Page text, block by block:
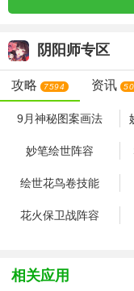
阴阳师专区
攻略 7594 资讯
9月神秘图案画法
妙笔绘世阵容
绘世花鸟卷技能
花火保卫战阵容
插画相关介绍
相关应用